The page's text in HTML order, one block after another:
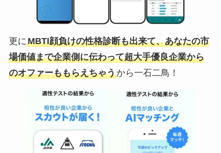
更にMBTI顔負けの性格診断も出来て、あなたの市
場価値まで企業側に伝わって超大手優良企業から
のオファーももらえちゃうから一石二鳥！